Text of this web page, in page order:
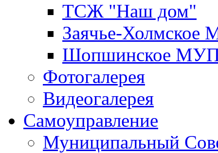
ТСЖ "Наш дом"
Заячье-
Шопшинское
Фотогалерея
Видеогалерея
Самоуправление
Муниципальный